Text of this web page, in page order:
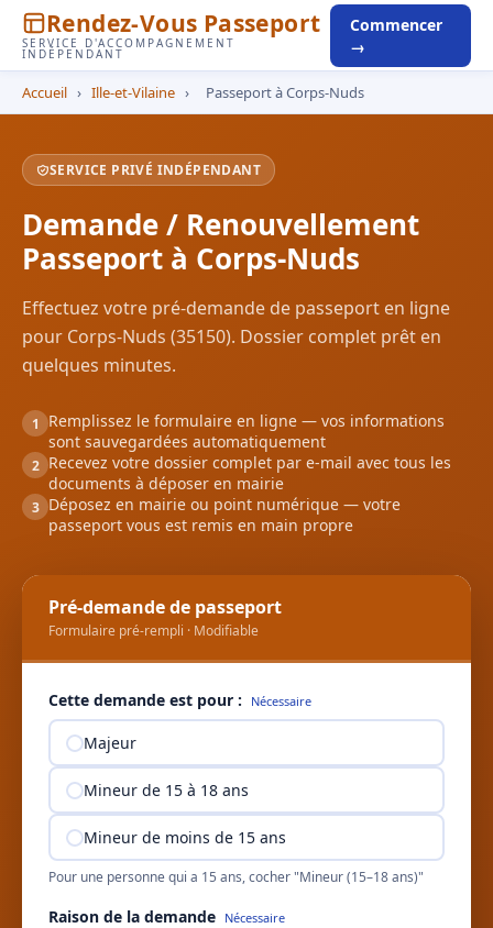
Rendez-Vous Passeport
SERVICE D'ACCOMPAGNEMENT
INDÉPENDANT
Commencer
→
Accueil › Ille-et-Vilaine › Passeport à Corps-Nuds
SERVICE PRIVÉ INDÉPENDANT
Demande / Renouvellement
Passeport à Corps-Nuds
Effectuez votre pré-demande de passeport en ligne
pour Corps-Nuds (35150). Dossier complet prêt en
quelques minutes.
1
Remplissez le formulaire en ligne — vos informations
sont sauvegardées automatiquement
2 Recevez votre dossier complet par e-mail avec tous les
documents à déposer en mairie
3 Déposez en mairie ou point numérique — votre
passeport vous est remis en main propre
Pré-demande de passeport
Formulaire pré-rempli · Modifiable
Cette demande est pour : Nécessaire
Majeur
Mineur de 15 à 18 ans
Mineur de moins de 15 ans
Pour une personne qui a 15 ans, cocher "Mineur (15–18 ans)"
Raison de la demande Nécessaire